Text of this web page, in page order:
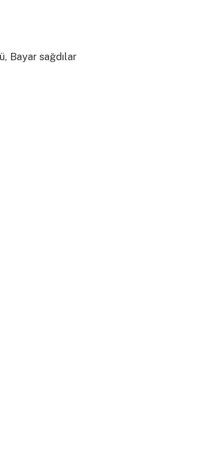
Bayar sağdılar